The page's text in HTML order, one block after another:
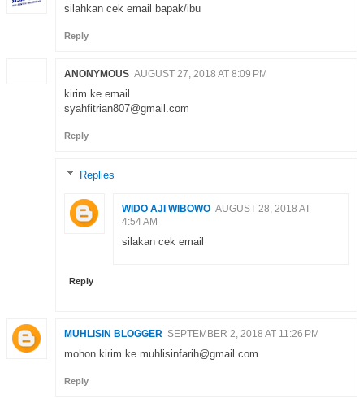
silahkan cek email bapak/ibu
Reply
ANONYMOUS AUGUST 27, 2018 AT 8:09 PM
kirim ke email
syahfitrian807@gmail.com
Reply
Replies
WIDO AJI WIBOWO AUGUST 28, 2018 AT
4:54 AM
silakan cek email
Reply
MUHLISIN BLOGGER SEPTEMBER 2, 2018 AT 11:26 PM
mohon kirim ke muhlisinfarih@gmail.com
Reply